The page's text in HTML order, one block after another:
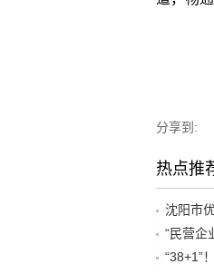
分享到:
热点推
沈阳市
“民营企